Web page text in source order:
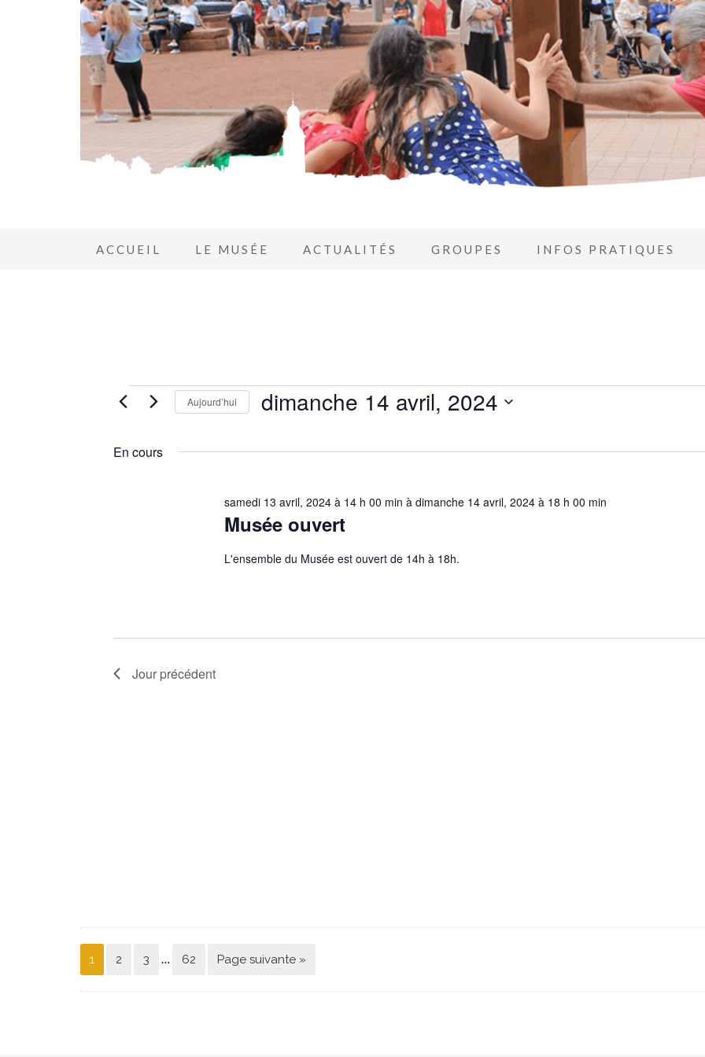
ACCUEIL LE MUSÉE ACTUALITÉS GROUPES INFOS PRATIQUES
Aujourd’hui dimanche 14 avril, 2024
En cours
Musée ouvert
samedi 13 avril, 2024 à 14 h 00 min àdimanche 14 avril, 2024 à 18 h 00 min
L'ensemble du Musée est ouvert de 14h à 18h.
Jour précédent
1 2 3 … 62 Page suivante »